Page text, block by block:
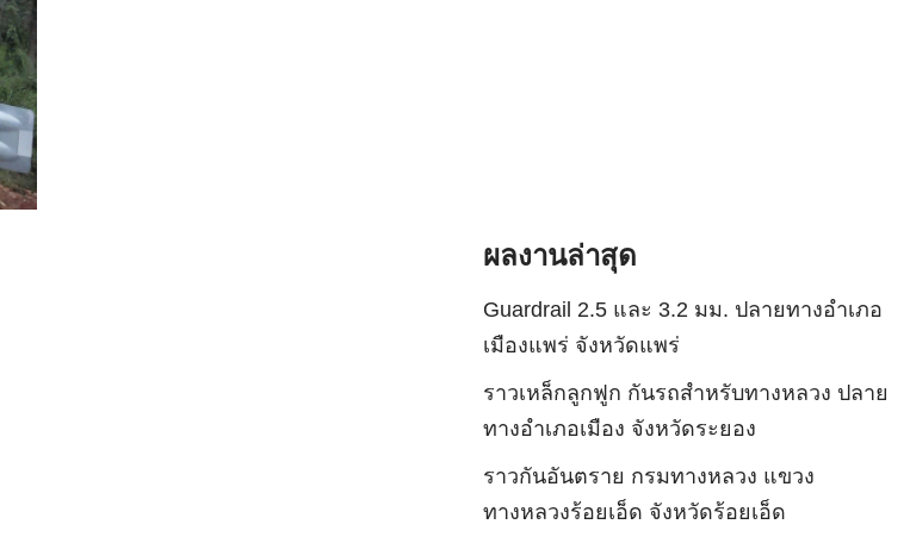
ผลงานล่าสุด
Guardrail 2.5 และ 3.2 มม. ปลายทางอำเภอ
เมืองแพร่ จังหวัดแพร่
ราวเหล็กลูกฟูก กันรถสําหรับทางหลวง ปลาย
ทางอำเภอเมือง จังหวัดระยอง
ราวกันอันตราย กรมทางหลวง แขวง
ทางหลวงร้อยเอ็ด จังหวัดร้อยเอ็ด